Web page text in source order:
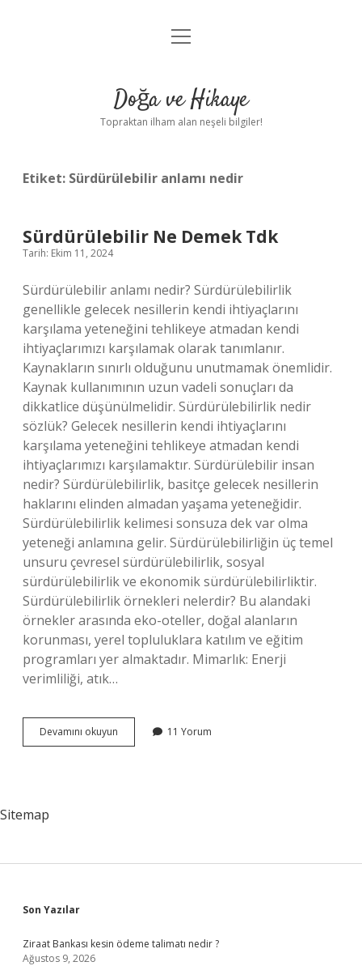
Anasayfa
Yasal Uyarı
menüyü
Doğa ve Hikaye
Topraktan ilham alan neşeli bilgiler!
Etiket: Sürdürülebilir anlamı nedir
Sürdürülebilir Ne Demek Tdk
Tarih: Ekim 11, 2024
Sürdürülebilir anlamı nedir? Sürdürülebilirlik
genellikle gelecek nesillerin kendi ihtiyaçlarını
karşılama yeteneğini tehlikeye atmadan kendi
ihtiyaçlarımızı karşılamak olarak tanımlanır.
Kaynakların sınırlı olduğunu unutmamak önemlidir.
Kaynak kullanımının uzun vadeli sonuçları da
dikkatlice düşünülmelidir. Sürdürülebilirlik nedir
sözlük? Gelecek nesillerin kendi ihtiyaçlarını
karşılama yeteneğini tehlikeye atmadan kendi
ihtiyaçlarımızı karşılamaktır. Sürdürülebilir insan
nedir? Sürdürülebilirlik, basitçe gelecek nesillerin
haklarını elinden almadan yaşama yeteneğidir.
Sürdürülebilirlik kelimesi sonsuza dek var olma
yeteneği anlamına gelir. Sürdürülebilirliğin üç temel
unsuru çevresel sürdürülebilirlik, sosyal
sürdürülebilirlik ve ekonomik sürdürülebilirliktir.
Sürdürülebilirlik örnekleri nelerdir? Bu alandaki
örnekler arasında eko-oteller, doğal alanların
korunması, yerel topluluklara katılım ve eğitim
programları yer almaktadır. Mimarlık: Enerji
verimliliği, atık…
Devamını okuyun Sürdürülebilir
Ne
11 Yorum
Sitemap
Sidebar
Son Yazılar
Ziraat Bankası kesin ödeme talimatı nedir ?
Ağustos 9, 2026